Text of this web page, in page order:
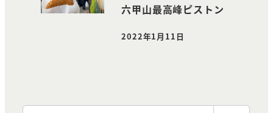
六甲山最高峰ピストン
投稿日
2022年1月11日